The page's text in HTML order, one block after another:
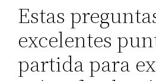
Estas
excelentes
partida para